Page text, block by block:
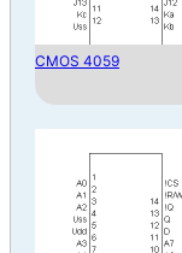
CMOS 4059